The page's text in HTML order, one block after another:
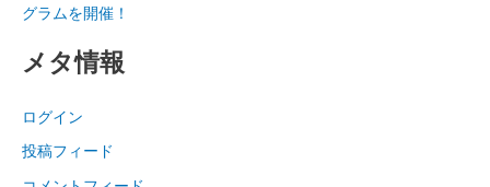
グラムを開催！
メタ情報
ログイン
投稿フィード